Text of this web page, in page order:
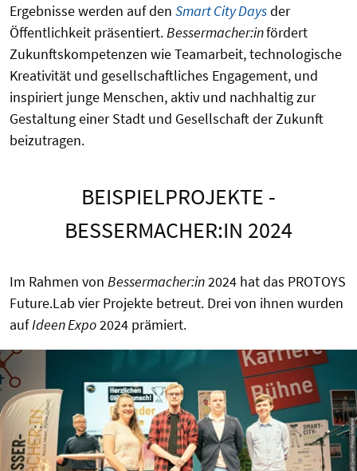
Ergebnisse werden auf den Smart City Daysder
Öffentlichkeit präsentiert.Bessermacher:infördert
Zukunftskompetenzen wie Teamarbeit, technologische
Kreativität und gesellschaftliches Engagement, und
inspiriert junge Menschen, aktiv und nachhaltig zur
Gestaltung einer Stadt und Gesellschaft der Zukunft
beizutragen.
BEISPIELPROJEKTE -
BESSERMACHER:IN 2024
Im Rahmen von Bessermacher:in2024 hat das PROTOYS
Future.Lab vier Projekte betreut. Drei von ihnen wurden
aufIdeen Expo2024 prämiert.